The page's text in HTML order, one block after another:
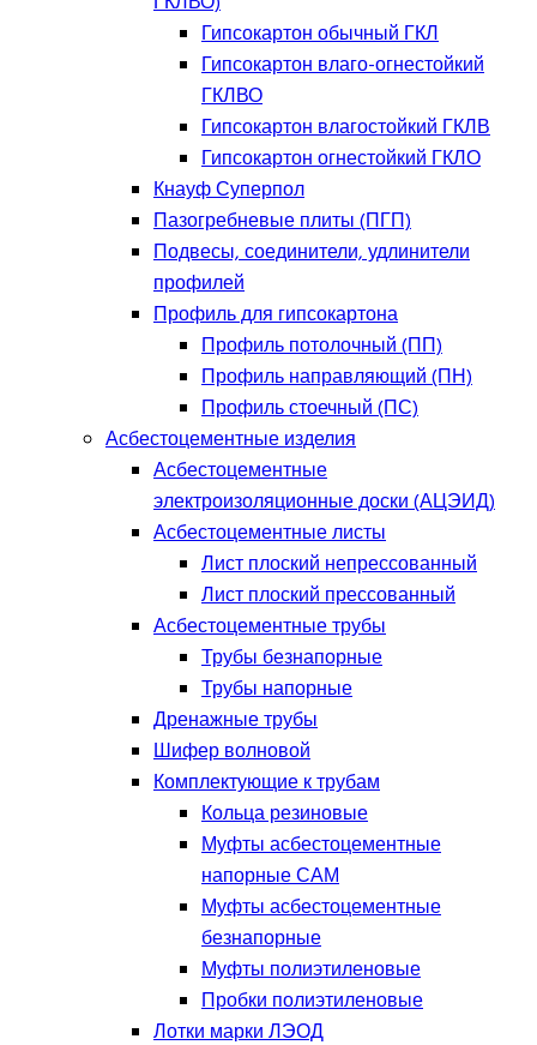
Гипсокартон обычный ГКЛ
Гипсокартон влаго-огнестойкий
ГКЛВО
Гипсокартон влагостойкий ГКЛВ
Гипсокартон огнестойкий ГКЛО
Кнауф Суперпол
Пазогребневые плиты (ПГП)
Подвесы, соединители, удлинители
профилей
Профиль для гипсокартона
Профиль потолочный (ПП)
Профиль направляющий (ПН)
Профиль стоечный (ПС)
Асбестоцементные изделия
Асбестоцементные
электроизоляционные доски (АЦЭИД)
Асбестоцементные листы
Лист плоский непрессованный
Лист плоский прессованный
Асбестоцементные трубы
Трубы безнапорные
Трубы напорные
Дренажные трубы
Шифер волновой
Комплектующие к трубам
Кольца резиновые
Муфты асбестоцементные
напорные САМ
Муфты асбестоцементные
безнапорные
Муфты полиэтиленовые
Пробки полиэтиленовые
Лотки марки ЛЭОД